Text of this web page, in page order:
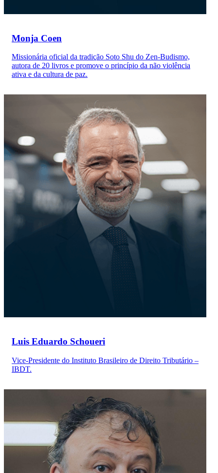
Monja Coen
Missionária oficial da tradição Soto Shu do Zen-Budismo,
autora de 20 livros e promove o princípio da não violência
ativa e da cultura de paz.
Luis Eduardo Schoueri
Vice-Presidente do Instituto Brasileiro de Direito Tributário –
IBDT.